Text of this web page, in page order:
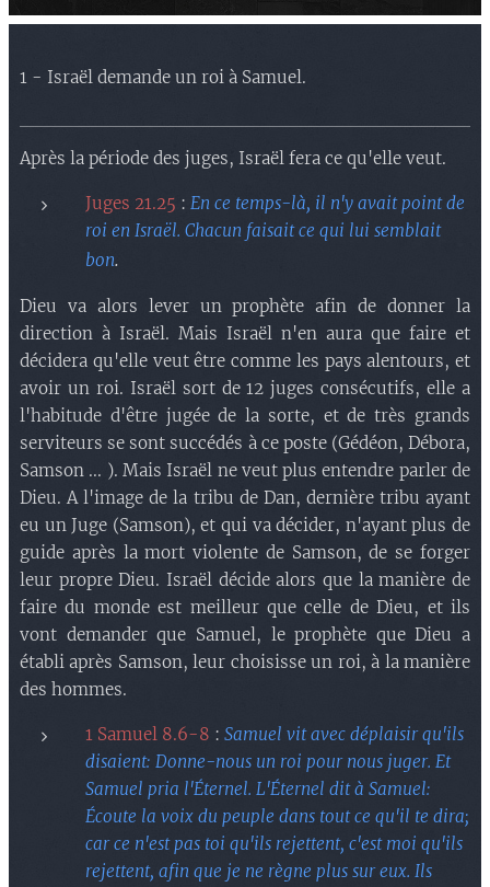
1 - Israël demande un roi à Samuel.
Après la période des juges, Israël fera ce qu'elle veut.
Juges 21.25 : En ce temps-là, il n'y avait point de
roi en Israël. Chacun faisait ce qui lui semblait
bon.
Dieu va alors lever un prophète afin de donner la
direction à Israël. Mais Israël n'en aura que faire et
décidera qu'elle veut être comme les pays alentours, et
avoir un roi. Israël sort de 12 juges consécutifs, elle a
l'habitude d'être jugée de la sorte, et de très grands
serviteurs se sont succédés à ce poste (Gédéon, Débora,
Samson ... ). Mais Israël ne veut plus entendre parler de
Dieu. A l'image de la tribu de Dan, dernière tribu ayant
eu un Juge (Samson), et qui va décider, n'ayant plus de
guide après la mort violente de Samson, de se forger
leur propre Dieu. Israël décide alors que la manière de
faire du monde est meilleur que celle de Dieu, et ils
vont demander que Samuel, le prophète que Dieu a
établi après Samson, leur choisisse un roi, à la manière
des hommes.
1 Samuel 8.6-8 : Samuel vit avec déplaisir qu'ils
disaient: Donne-nous un roi pour nous juger. Et
Samuel pria l'Éternel. L'Éternel dit à Samuel:
Écoute la voix du peuple dans tout ce qu'il te dira;
car ce n'est pas toi qu'ils rejettent, c'est moi qu'ils
rejettent, afin que je ne règne plus sur eux. Ils